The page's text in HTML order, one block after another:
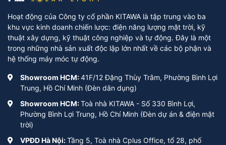
Hoạt động của Công ty cổ phần KITAWA là tập trung vào ba
khu vực kinh doanh chiến lược: điện năng lượng mặt trời, kỹ
thuật xây dựng, kỹ thuật công nghiệp và tự động. Đây là một
trong những nhà sản xuất độc lập lớn nhất về các bộ phận và
hệ thống máy móc tự động.
Showroom HCM:41F/12 Đặng Thùy Trâm, Phường Bình Lợi
Trung, Hồ Chí Minh (Đèn dân dụng)
Showroom HCM:Toà nhà KITAWA - Số 330 Bình Lợi,
Phường Bình Lợi Trung, Hồ Chí Minh (Đèn dự án & điện mặt
trời)
VPĐD Hà Nội:Tầng 5, Toà nhà Cplus Office, tổ 28, phố